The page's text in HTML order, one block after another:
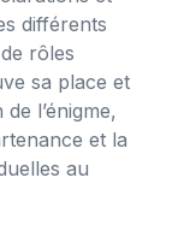
différents
rôles
sa place et
l’énigme,
et la
au